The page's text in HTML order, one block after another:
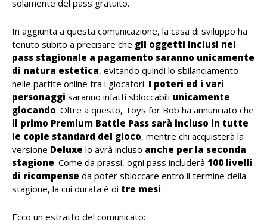
solamente del pass gratuito.
In aggiunta a questa comunicazione, la casa di sviluppo ha
tenuto subito a precisare che gli oggetti inclusi nel
pass stagionale a pagamento saranno unicamente
di natura estetica, evitando quindi lo sbilanciamento
nelle partite online tra i giocatori. I poteri ed i vari
personaggi saranno infatti sbloccabili unicamente
giocando. Oltre a questo, Toys for Bob ha annunciato che
il primo Premium Battle Pass sarà incluso in tutte
le copie standard del gioco, mentre chi acquisterà la
versione Deluxe lo avrà incluso anche per la seconda
stagione. Come da prassi, ogni pass includerà 100 livelli
di ricompense da poter sbloccare entro il termine della
stagione, la cui durata è di tre mesi.
Ecco un estratto del comunicato: